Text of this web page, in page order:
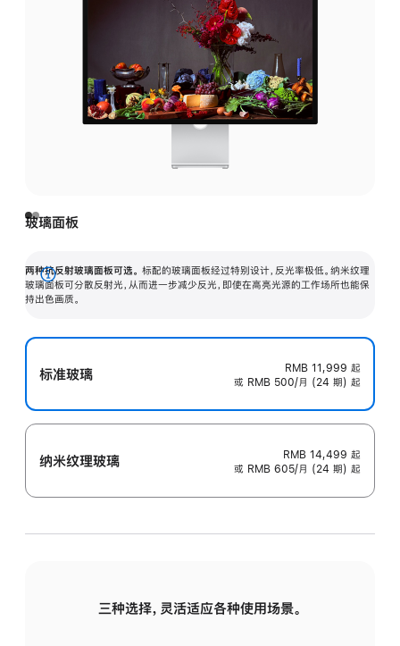
玻璃面板
两种抗反射玻璃面板可选。 标配的玻璃面板经过特别设计，反光率极低。纳米纹理
玻璃面板可分散反射光，从而进一步减少反光，即使在高亮光源的工作场所也能保
持出色画质。
展
开
标准玻璃 RMB 11,999 起
或 RMB 500/月 (24 期) 起
纳米纹理玻璃 RMB 14,499 起
或 RMB 605/月 (24 期) 起
三种选择，灵活适应各种使用场景。